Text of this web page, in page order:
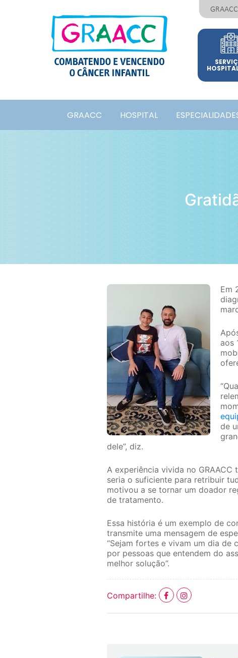
GRAACC
GRAACC HOSPITAL
Em
aos
de
dele”, diz.
A experiência vivida no
seria o suficiente para retribuir
motivou a se tornar um doador
de tratamento.
Essa história é um exemplo de
transmite uma mensagem de
“Sejam fortes e vivam um dia de
por pessoas que entendem do
melhor solução”.
Compartilhe: